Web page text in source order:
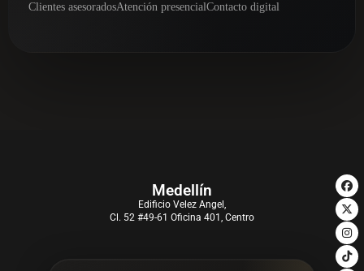
Clientes asesoradosAtención presencialContacto digital
Medellín
Edificio Velez Angel,
Cl. 52 #49-61 Oficina 401, Centro